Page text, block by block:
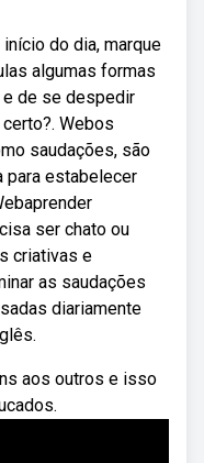
do dia, marque
algumas formas
de se despedir
Webos
saudações, são
para estabelecer
ser chato ou
criativas e
as saudações
diariamente
aos outros e isso